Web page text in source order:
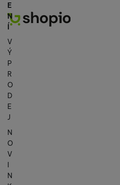
E
N
Í
V
Ý
P
R
O
D
E
J
N
O
V
I
N